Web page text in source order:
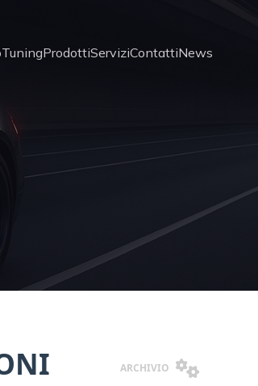
TuningProdottiServiziContattiNews
ARCHIVIO